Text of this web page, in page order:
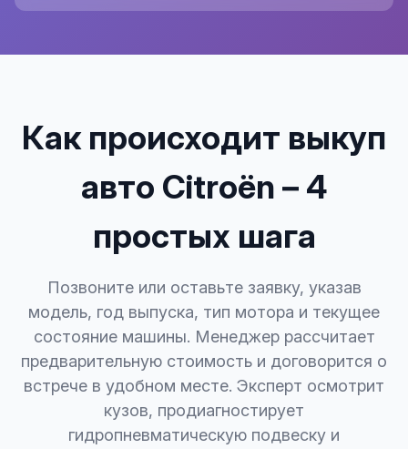
Как происходит выкуп
авто Citroën – 4
простых шага
Позвоните или оставьте заявку, указав
модель, год выпуска, тип мотора и текущее
состояние машины. Менеджер рассчитает
предварительную стоимость и договорится о
встрече в удобном месте. Эксперт осмотрит
кузов, продиагностирует
гидропневматическую подвеску и